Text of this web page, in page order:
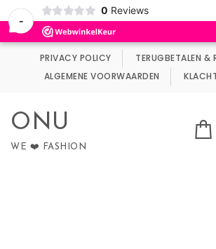
-
0 Reviews
Wij maken gebruik van cookies.
PRIVACY POLICY
TERUGBETALEN &
ALGEMENE VOORWAARDEN
ONU
WE ❤️ FASHION